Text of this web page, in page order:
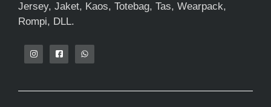
Jersey, Jaket, Kaos, Totebag, Tas, Wearpack,
Rompi, DLL.